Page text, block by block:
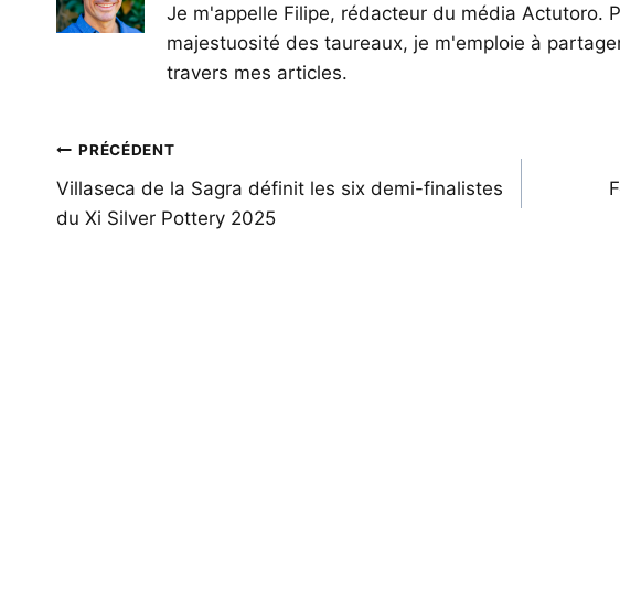
Je m'appelle Filipe, rédacteur du média Actutoro.
majestuosité des taureaux, je m'emploie à
travers mes articles.
Navigation
de
l’article
PRÉCÉDENT
Villaseca de la Sagra définit les six demi-finalistes
du Xi Silver Pottery 2025